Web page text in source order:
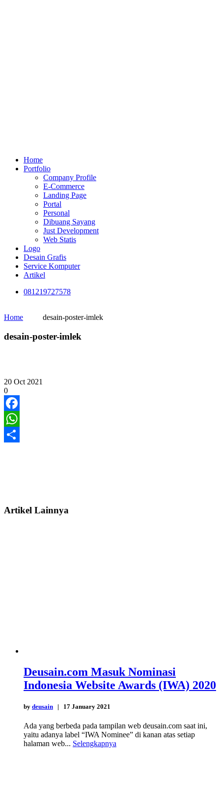
Home
Portfolio
Company Profile
E-Commerce
Landing Page
Portal
Personal
Dibuang Sayang
Just Development
Web Statis
Logo
Desain Grafis
Service Komputer
Artikel
081219727578
Home desain-poster-imlek
desain-poster-imlek
20 Oct 2021
0
Facebook
WhatsApp
Artikel Lainnya
Deusain.com Masuk Nominasi
Indonesia Website Awards (IWA) 2020
by deusain | 17 January 2021
Ada yang berbeda pada tampilan web deusain.com saat ini,
yaitu adanya label “IWA Nominee” di kanan atas setiap
halaman web... Selengkapnya